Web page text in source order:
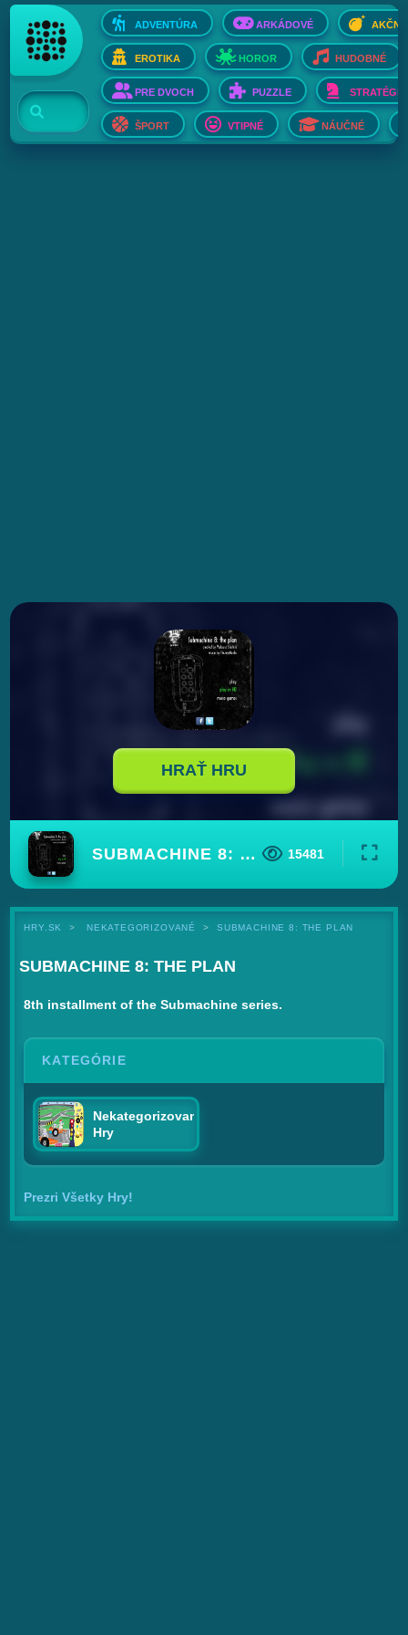
ADVENTÚRA ARKÁDOVÉ AKČNÉ
EROTIKA HOROR HUDOBNÉ
PRE DVOCH PUZZLE STRATÉGIE
ŠPORT VTIPNÉ NÁUČNÉ
HRAŤ HRU
SUBMACHINE 8: THE PLAN 15481
HRY.SK NEKATEGORIZOVANÉ SUBMACHINE 8: THE PLAN
SUBMACHINE 8: THE PLAN
8th installment of the Submachine series.
KATEGÓRIE
Nekategorizované
Hry
Prezri Všetky Hry!